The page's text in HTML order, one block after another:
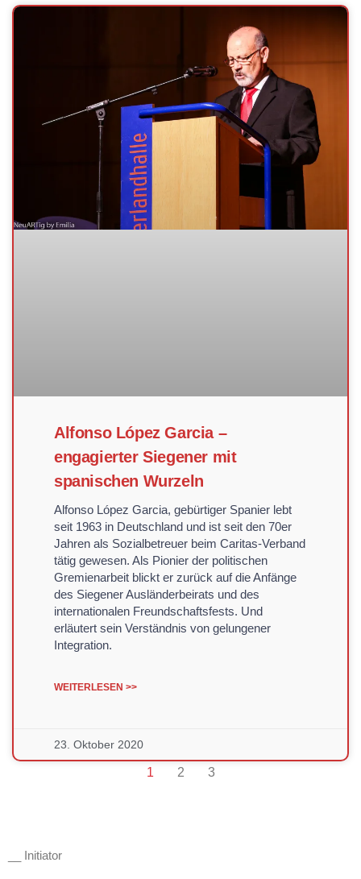
Alfonso López Garcia –
engagierter Siegener mit
spanischen Wurzeln
Alfonso López Garcia, gebürtiger Spanier lebt
seit 1963 in Deutschland und ist seit den 70er
Jahren als Sozialbetreuer beim Caritas-Verband
tätig gewesen. Als Pionier der politischen
Gremienarbeit blickt er zurück auf die Anfänge
des Siegener Ausländerbeirats und des
internationalen Freundschaftsfests. Und
erläutert sein Verständnis von gelungener
Integration.
WEITERLESEN >>
23. Oktober 2020
1 2 3
__ Initiator